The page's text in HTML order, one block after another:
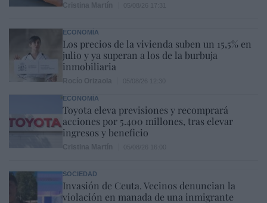
ECONOMÍA
Los precios de la vivienda suben un 15,5% en
julio y ya superan a los de la burbuja
inmobiliaria
ECONOMÍA
Toyota eleva previsiones y recomprará
acciones por 5.400 millones, tras elevar
ingresos y beneficio
SOCIEDAD
Invasión de Ceuta. Vecinos denuncian la
violación en manada de una inmigrante